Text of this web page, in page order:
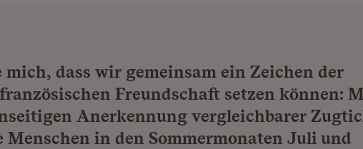
mich, dass wir gemeinsam ein Zeichen der
Freundschaft setzen können:
Anerkennung vergleichbarer
Menschen in den Sommermonaten Juli und